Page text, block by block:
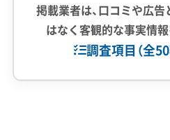
害、中央の歴史的景観、
リアごとに異なるリス
掲載業者は、口コミや広
はなく客観的な事実情
調査項目（全